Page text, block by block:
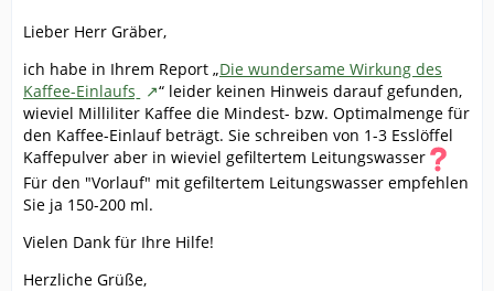
Lieber Herr Gräber,
ich habe in Ihrem Report „Die wundersame Wirkung des
Kaffee-Einlaufsˍ
“ leider keinen Hinweis darauf gefunden,
wieviel Milliliter Kaffee die Mindest- bzw. Optimalmenge für
den Kaffee-Einlauf beträgt. Sie schreiben von 1-3 Esslöffel
Kaffepulver aber in wieviel gefiltertem Leitungswasser
Für den "Vorlauf" mit gefiltertem Leitungswasser empfehlen
Sie ja 150-200 ml.
Vielen Dank für Ihre Hilfe!
Herzliche Grüße,